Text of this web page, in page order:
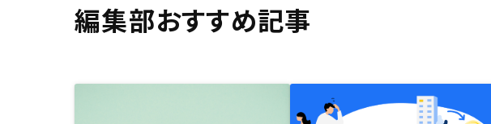
編集部おすすめ記事